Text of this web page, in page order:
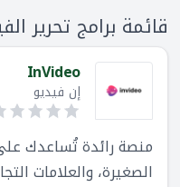
قائمة برامج تحرير
InVideo
إن فيديو
الصغيرة، والعلامات